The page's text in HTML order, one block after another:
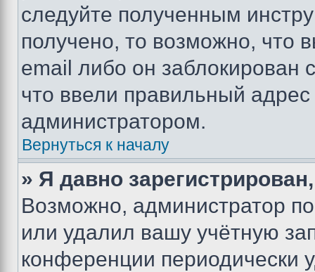
следуйте полученным
получено, то возможно, что
email либо он
что ввели правильный адрес
администратором.
Вернуться к началу
» Я давно
Возможно, администратор
или удалил вашу учётную
конференции периодически